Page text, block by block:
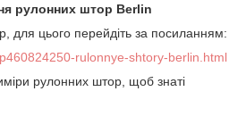
рулонних штор Berlin
для цього перейдіть за посиланням:
rulonnye-shtory-berlin.html
рулонних штор, щоб знаті